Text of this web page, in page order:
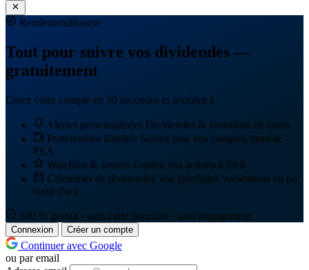
RendementBourse
Tout pour suivre vos dividendes —
gratuitement
Créez votre compte en 30 secondes et accédez à :
Alertes personnalisées Dividendes & variations de cours
Portefeuilles illimités Suivez tous vos comptes titres &
PEA
Watchlist & favoris Gardez vos actions à l'œil
Calendrier de dividendes Vos prochains versements en un
coup d'œil
100 % gratuit · sans carte bancaire · sans engagement
Connexion Créer un compte
Continuer avec Google
ou par email